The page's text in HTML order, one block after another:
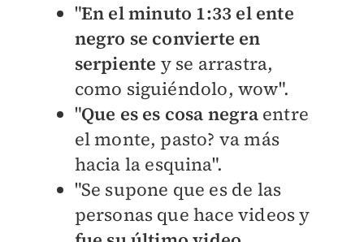
"En el minuto 1:33 el ente
negro se convierte en
serpiente y se arrastra,
como siguiéndolo, wow".
"Que es es cosa negra entre
el monte, pasto? va más
hacia la esquina".
"Se supone que es de las
personas que hace videos y